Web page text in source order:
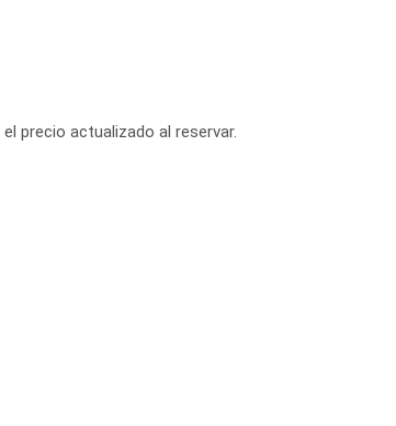
precio actualizado al reservar.